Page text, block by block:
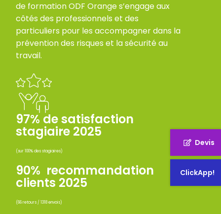
Devis
ClickApp!
de formation ODF Orange s’engage aux
côtés des professionnels et des
particuliers pour les accompagner dans la
prévention des risques et la sécurité au
travail.
97% de satisfaction
stagiaire 2025
(sur 100% des stagiaires)
90% recommandation
clients 2025
(66 retours / 1318 envois)